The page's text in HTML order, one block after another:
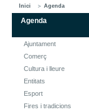
Inici Agenda
Agenda
Ajuntament
Comerç
Cultura i lleure
Entitats
Esport
Fires i tradicions